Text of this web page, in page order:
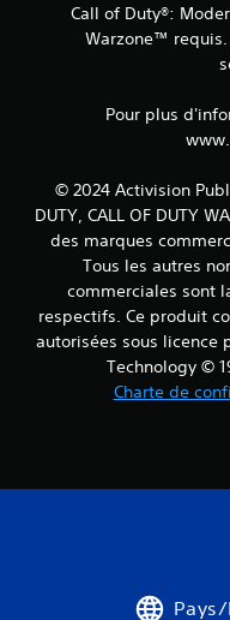
Call of Duty®:
Warzone™
Pour plus
© 2024 Activision
DUTY, CALL OF DUTY
des marques
Tous les autres
commerciales sont
respectifs. Ce produit
autorisées sous licence
Technology ©
Charte de